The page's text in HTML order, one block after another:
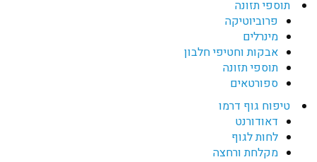
תוספי תזונה
פרוביוטיקה
מינרלים
אבקות וחטיפי חלבון
תוספי תזונה
ספורטאים
טיפוח גוף דרמו
דאודורנט
לחות לגוף
מקלחת ורחצה